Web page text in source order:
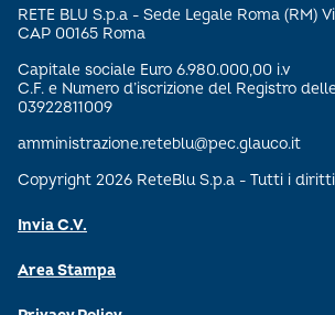
RETE BLU S.p.a - Sede Legale Roma (RM)
CAP 00165 Roma
Capitale sociale Euro 6.980.000,00 i.v
C.F. e Numero d’iscrizione del Registro
03922811009
amministrazione.reteblu@pec.glauco.it
Copyright 2026 ReteBlu S.p.a - Tutti i
Invia C.V.
Area Stampa